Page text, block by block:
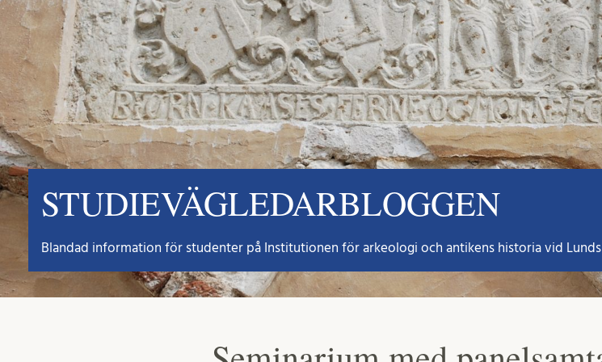
STUDIEVÄGLEDARBLOGGEN
Blandad information för studenter på Institutionen för arkeologi och antikens historia vid